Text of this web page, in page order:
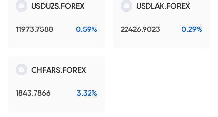
USDUZS.FOREX
11973.7588 0.59%
USDLAK.FOREX
22426.9023 0.29%
CHFARS.FOREX
1843.7866 3.32%